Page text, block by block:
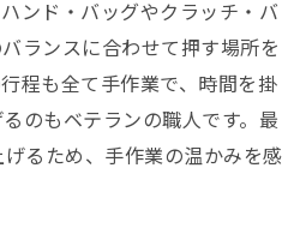
ンド・バッグやクラッチ・バ
ランスに合わせて押す場所を
程も全て手作業で、時間を掛
のもベテランの職人です。最
るため、手作業の温かみを感